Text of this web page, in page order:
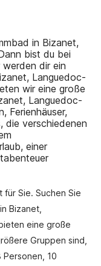
in Bizanet,
bist du bei
werden dir ein
Languedoc-
wir eine große
Languedoc-
Ferienhäuser,
die verschiedenen
einer
Sie. Suchen Sie
Bizanet,
eine große
Gruppen sind,
10